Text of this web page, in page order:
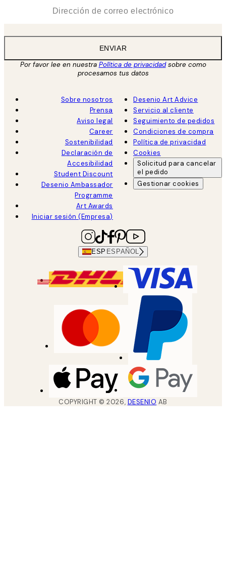
ENVIAR
Por favor lee en nuestra Política de privacidadsobre como
procesamos tus datos
Sobre nosotros
Prensa
Aviso legal
Career
Sostenibilidad
Declaración de
Accesibilidad
Student Discount
Desenio Ambassador
Programme
Art Awards
Iniciar sesión (Empresa)
Desenio Art Advice
Servicio al cliente
Seguimiento de pedidos
Condiciones de compra
Política de privacidad
Cookies
Solicitud para cancelar
el pedido
Gestionar cookies
ESP ESPAÑOL
COPYRIGHT ©2026, DESENIO AB